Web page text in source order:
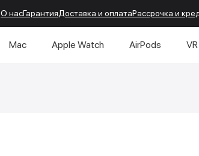
О насГарантияДоставка и оплатаРассрочка и
Mac Apple Watch AirPods